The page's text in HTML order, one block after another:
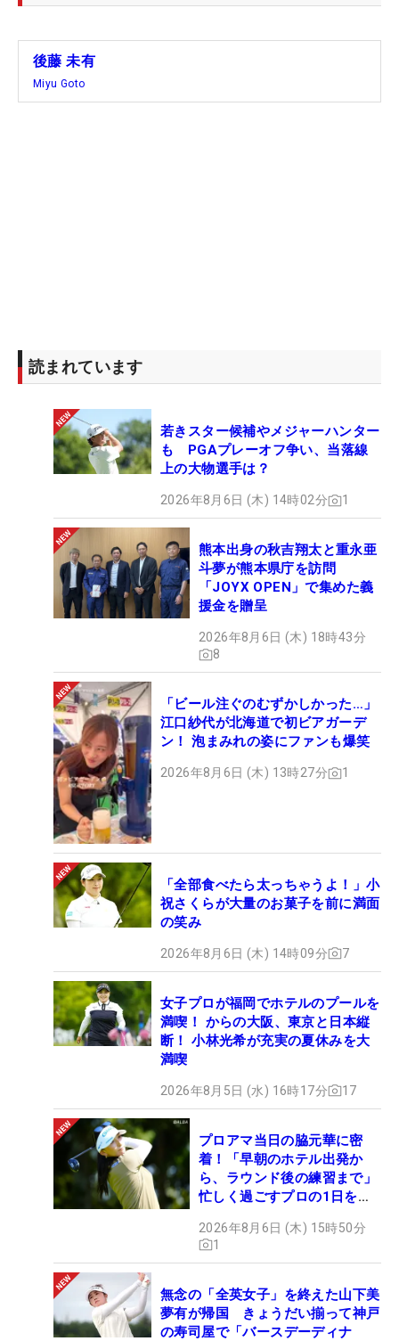
後藤 未有
Miyu Goto
読まれています
若きスター候補やメジャーハンター
も PGAプレーオフ争い、当落線
上の大物選手は？
2026年8月6日 (木) 14時02分 1
熊本出身の秋吉翔太と重永亜
斗夢が熊本県庁を訪問
「JOYX OPEN」で集めた義
援金を贈呈
2026年8月6日 (木) 18時43分
8
「ビール注ぐのむずかしかった…」
江口紗代が北海道で初ビアガーデ
ン！ 泡まみれの姿にファンも爆笑
2026年8月6日 (木) 13時27分 1
「全部食べたら太っちゃうよ！」小
祝さくらが大量のお菓子を前に満面
の笑み
2026年8月6日 (木) 14時09分 7
女子プロが福岡でホテルのプールを
満喫！ からの大阪、東京と日本縦
断！ 小林光希が充実の夏休みを大
満喫
2026年8月5日 (水) 16時17分 17
プロアマ当日の脇元華に密
着！「早朝のホテル出発か
ら、ラウンド後の練習まで」
忙しく過ごすプロの1日を公
2026年8月6日 (木) 15時50分
1
無念の「全英女子」を終えた山下美
夢有が帰国 きょうだい揃って神戸
の寿司屋で「バースデーディナ